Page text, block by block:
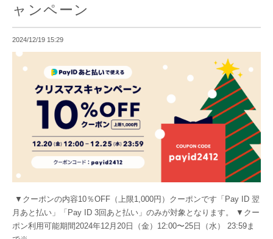
ャンペーン
2024/12/19 15:29
▼クーポンの内容10％OFF（上限1,000円）クーポンです「Pay ID 翌
月あと払い」「Pay ID 3回あと払い」のみが対象となります。 ▼クー
ポン利用可能期間2024年12月20日（金）12:00〜25日（水） 23:59ま